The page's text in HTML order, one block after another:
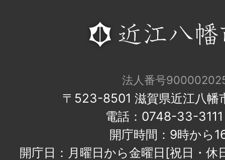
法人番号
〒523-8501 滋賀県近江八幡
電話：0748-33-
開庁時間：9時から
開庁日：月曜日から金曜日[祝日・